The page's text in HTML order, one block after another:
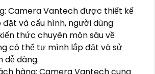
Camera Vantech được thiết kế
đặt và cấu hình, người dùng
thức chuyên môn sâu về
có thể tự mình lắp đặt và sử
dễ dàng.